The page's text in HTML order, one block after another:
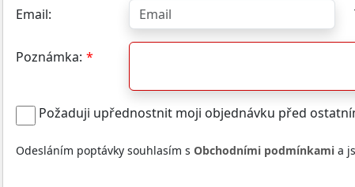
Email:
Poznámka:
Požaduji upřednostnit moji objednávku před
Odesláním poptávky souhlasím s Obchodními podmínkami a